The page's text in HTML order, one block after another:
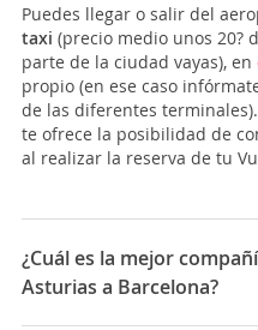
Puedes llegar o salir del
taxi (precio medio unos 20?
parte de la ciudad vayas), en
propio (en ese caso
de las diferentes
te ofrece la posibilidad de
al realizar la reserva de tu
¿Cuál es la mejor
Asturias a Barcelona?